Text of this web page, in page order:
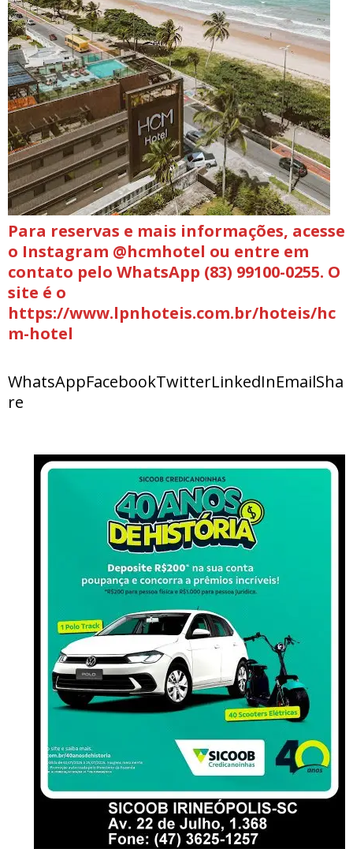
Para reservas e mais informações, acesse
o Instagram @hcmhotel ou entre em
contato pelo WhatsApp (83) 99100-0255. O
site é o
https://www.lpnhoteis.com.br/hoteis/hc
m-hotel
WhatsAppFacebookTwitterLinkedInEmailSha
re